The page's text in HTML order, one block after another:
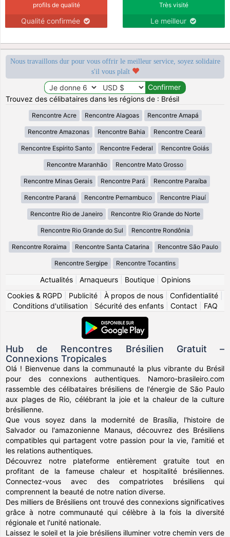
profils de qualité
Qualité confirmée
Très visité
Le meilleur
Nous travaillons dur pour vous offrir le meilleur service, soyez solidaire
s'il vous plaît
Trouvez des célibataires dans les régions de : Brésil
Rencontre Acre Rencontre Alagoas Rencontre Amapá
Rencontre Amazonas Rencontre Bahia Rencontre Ceará
Rencontre Espírito Santo Rencontre Federal Rencontre Goiás
Rencontre Maranhão Rencontre Mato Grosso
Rencontre Minas Gerais Rencontre Pará Rencontre Paraíba
Rencontre Paraná Rencontre Pernambuco Rencontre Piauí
Rencontre Rio de Janeiro Rencontre Rio Grande do Norte
Rencontre Rio Grande do Sul Rencontre Rondônia
Rencontre Roraima Rencontre Santa Catarina Rencontre São Paulo
Rencontre Sergipe Rencontre Tocantins
Actualités| Arnaqueurs| Boutique| Opinions
Cookies & RGPD
Publicité À propos de nous Confidentialité
Conditions d'utilisation| Sécurité des enfants| Contact| FAQ
Hub de Rencontres Brésilien Gratuit –
Connexions Tropicales
Olá ! Bienvenue dans la communauté la plus vibrante du Brésil
pour des connexions authentiques. Namoro-brasileiro.com
rassemble des célibataires brésiliens de l'énergie de São Paulo
aux plages de Rio, célébrant la joie et la chaleur de la culture
brésilienne.
Que vous soyez dans la modernité de Brasília, l'histoire de
Salvador ou l'amazonienne Manaus, découvrez des Brésiliens
compatibles qui partagent votre passion pour la vie, l'amitié et
les relations authentiques.
Découvrez notre plateforme entièrement gratuite tout en
profitant de la fameuse chaleur et hospitalité brésiliennes.
Connectez-vous avec des compatriotes brésiliens qui
comprennent la beauté de notre nation diverse.
Des milliers de Brésiliens ont trouvé des connexions significatives
grâce à notre communauté qui célèbre à la fois la diversité
régionale et l'unité nationale.
Laissez le soleil et la joie brésiliens illuminer votre chemin vers de